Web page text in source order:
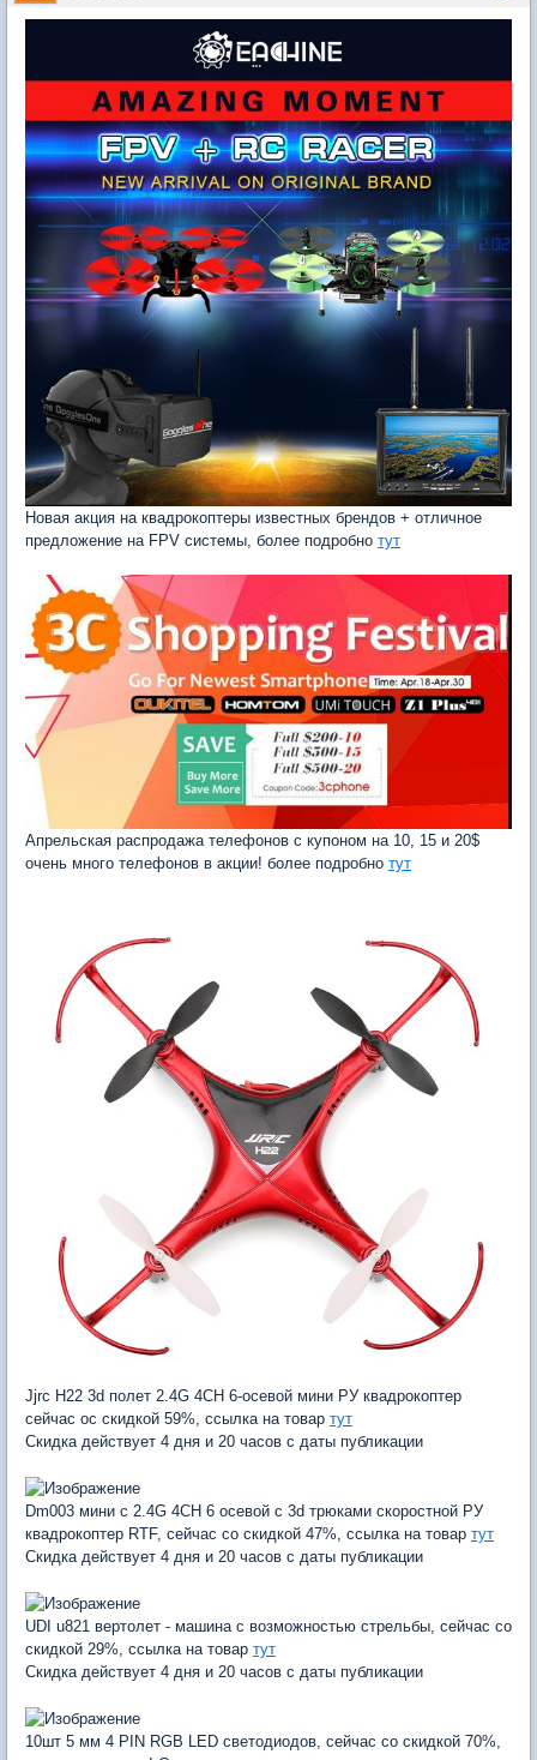
Новая акция на квадрокоптеры известных брендов + отличное
предложение на FPV системы, более подробно тут
Апрельская распродажа телефонов с купоном на 10, 15 и 20$
очень много телефонов в акции! более подробно тут
Jjrc H22 3d полет 2.4G 4CH 6-осевой мини РУ квадрокоптер
сейчас ос скидкой 59%, ссылка на товар тут
Скидка действует 4 дня и 20 часов с даты публикации
Dm003 мини с 2.4G 4CH 6 осевой с 3d трюками скоростной РУ
квадрокоптер RTF, сейчас со скидкой 47%, ссылка на товар тут
Скидка действует 4 дня и 20 часов с даты публикации
UDI u821 вертолет - машина с возможностью стрельбы, сейчас со
скидкой 29%, ссылка на товар тут
Скидка действует 4 дня и 20 часов с даты публикации
10шт 5 мм 4 PIN RGB LED светодиодов, сейчас со скидкой 70%,